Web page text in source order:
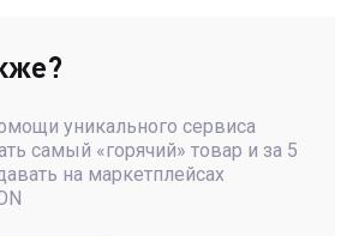
уникального сервиса
самый «горячий» товар и за 5
на маркетплейсах